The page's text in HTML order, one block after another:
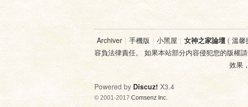
Archiver | 手機版 | 小黑屋 | 女神之家論壇( 溫馨
容負法律責任。 如果本站部分内容侵犯您的版權
效果
Powered by Discuz! X3.4
© 2001-2017 Comsenz Inc.